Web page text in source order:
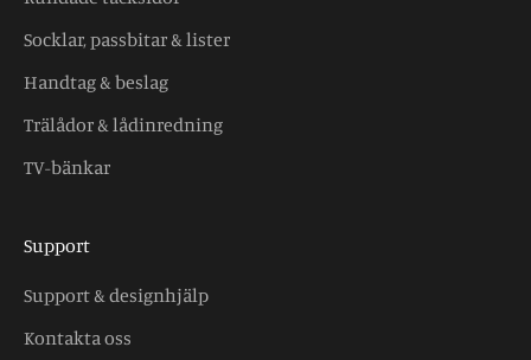
Socklar, passbitar & lister
Handtag & beslag
Trälådor & lådinredning
TV-bänkar
Support
Support & designhjälp
Kontakta oss